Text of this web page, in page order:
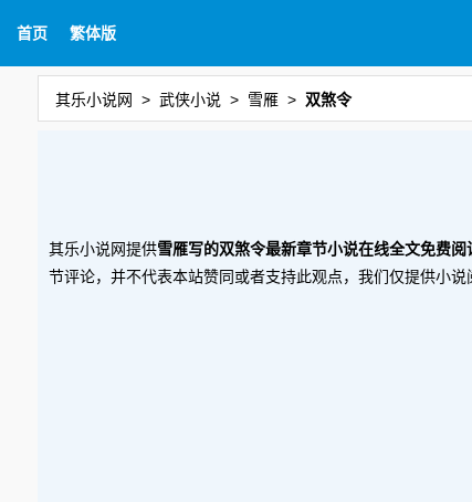
首页 繁体版
其乐小说网 武侠小说 雪雁 双煞令
其乐小说网提供雪雁写的双煞令最新章节小说在线全文免费阅
节评论，并不代表本站赞同或者支持此观点，我们仅提供小